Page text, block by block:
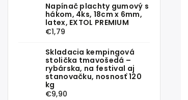
Napínač plachty gumový s
hákom, 4ks, 18cm x 6mm,
latex, EXTOL PREMIUM
€1,79
Skladacia kempingová
stolička tmavošedá –
rybárska, na festival aj
stanovačku, nosnosť 120
kg
€9,90